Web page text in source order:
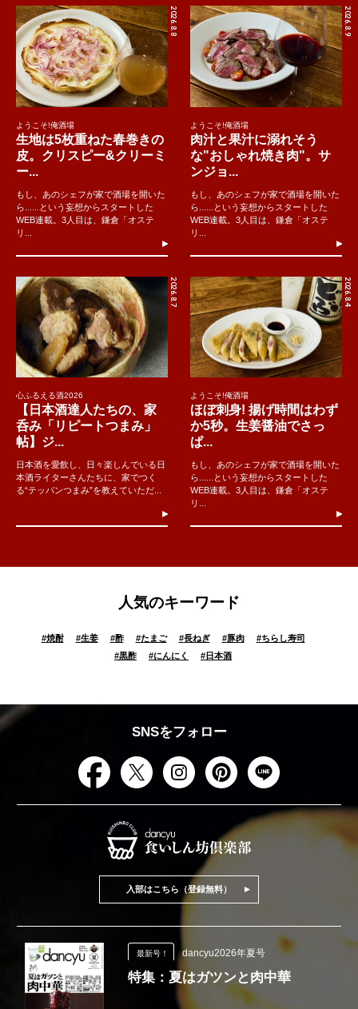
2026.8.8
ようこそ!俺酒場
生地は5枚重ねた春巻きの
皮。クリスピー&クリーミ
ー...
もし、あのシェフが家で酒場を開いた
ら......という妄想からスタートした
WEB連載。3人目は、鎌倉「オステ
リ...
2026.8.9
ようこそ!俺酒場
肉汁と果汁に溺れそう
な"おしゃれ焼き肉"。サ
ンジョ...
もし、あのシェフが家で酒場を開いた
ら......という妄想からスタートした
WEB連載。3人目は、鎌倉「オステ
リ...
2026.8.7
心ふるえる酒2026
【日本酒達人たちの、家
呑み「リピートつまみ」
帖】ジ...
日本酒を愛飲し、日々楽しんでいる日
本酒ライターさんたちに、家でつく
る“テッパンつまみ”を教えていただ...
2026.8.4
ようこそ!俺酒場
ほぼ刺身! 揚げ時間はわず
か5秒。生姜醤油でさっ
ぱ...
もし、あのシェフが家で酒場を開いた
ら......という妄想からスタートした
WEB連載。3人目は、鎌倉「オステ
リ...
人気のキーワード
#焼酎 #生姜 #酢 #たまご #長ねぎ #豚肉 #ちらし寿司
#黒酢 #にんにく #日本酒
SNSをフォロー
入部はこちら（登録無料）
最新号！ dancyu2026年夏号
特集：夏はガツンと肉中華